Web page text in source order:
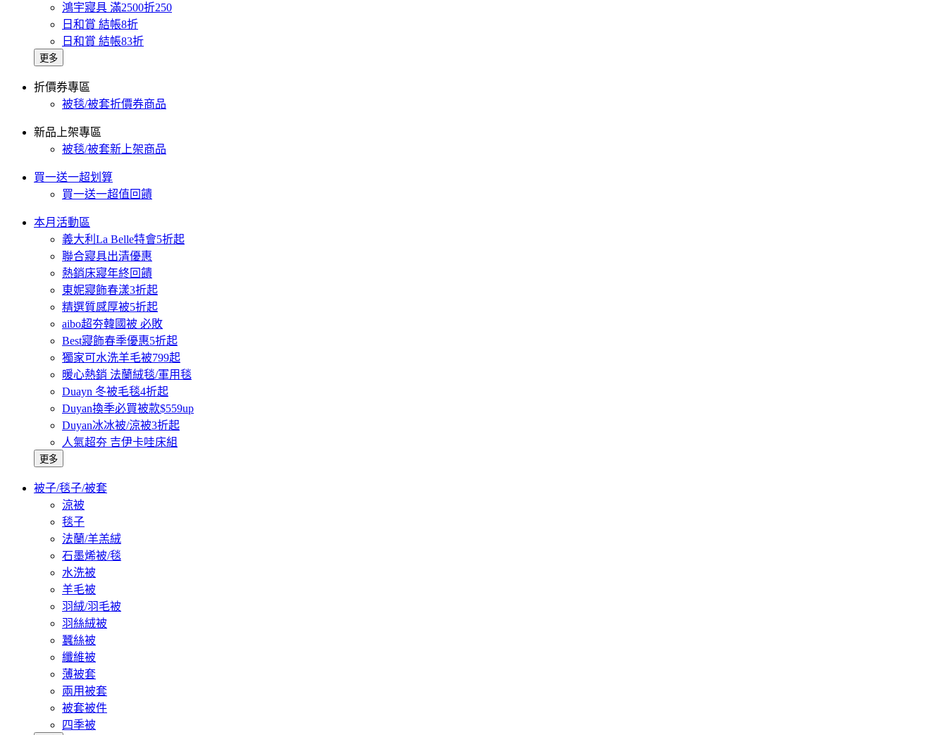
鴻宇寢具 滿2500折250
日和賞 結帳8折
日和賞 結帳83折
更多
折價券專區
被毯/被套折價券商品
新品上架專區
被毯/被套新上架商品
買一送一超划算
買一送一超值回饋
本月活動區
義大利La Belle特會5折起
聯合寢具出清優惠
熱銷床寢年終回饋
東妮寢飾春漾3折起
精選質感厚被5折起
aibo超夯韓國被 必敗
Best寢飾春季優惠5折起
獨家可水洗羊毛被799起
暖心熱銷 法蘭絨毯/軍用毯
Duayn 冬被毛毯4折起
Duyan換季必買被款$559up
Duyan冰冰被/涼被3折起
人氣超夯 吉伊卡哇床組
更多
被子/毯子/被套
涼被
毯子
法蘭/羊羔絨
石墨烯被/毯
水洗被
羊毛被
羽絨/羽毛被
羽絲絨被
蠶絲被
纖維被
薄被套
兩用被套
被套被件
四季被